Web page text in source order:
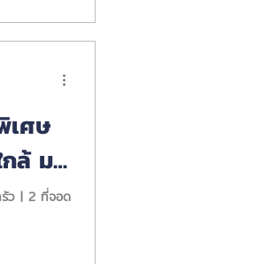
เศษ
ล้ มข.
รัว | 2 ที่จอด